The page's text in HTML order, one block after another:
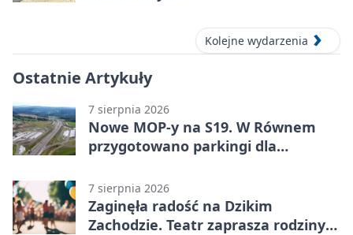
Kolejne wydarzenia
Ostatnie Artykuły
7 sierpnia 2026
Nowe MOP-y na S19. W Równem
przygotowano parkingi dla
7 sierpnia 2026
Zaginęła radość na Dzikim
Zachodzie. Teatr zaprasza rodziny